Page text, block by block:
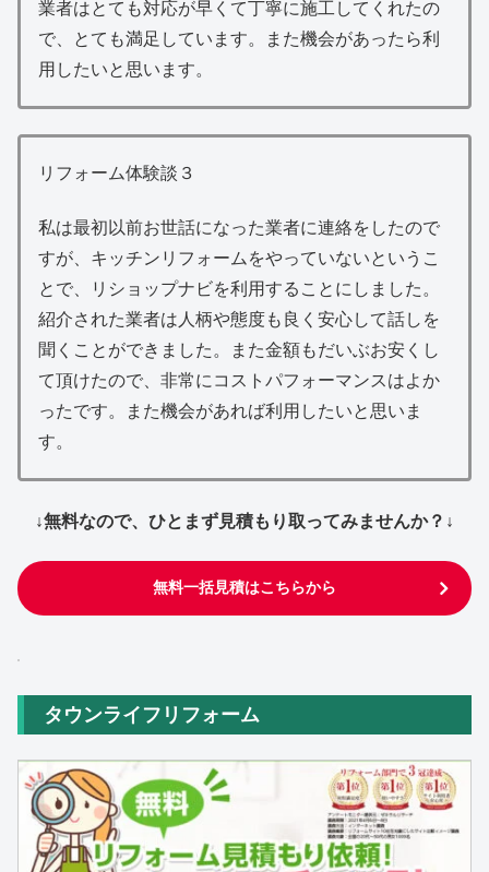
業者はとても対応が早くて丁寧に施工してくれたの
で、とても満足しています。また機会があったら利
用したいと思います。
リフォーム体験談３
私は最初以前お世話になった業者に連絡をしたので
すが、キッチンリフォームをやっていないというこ
とで、リショップナビを利用することにしました。
紹介された業者は人柄や態度も良く安心して話しを
聞くことができました。また金額もだいぶお安くし
て頂けたので、非常にコストパフォーマンスはよか
ったです。また機会があれば利用したいと思いま
す。
↓無料なので、ひとまず見積もり取ってみませんか？↓
無料一括見積はこちらから
タウンライフリフォーム